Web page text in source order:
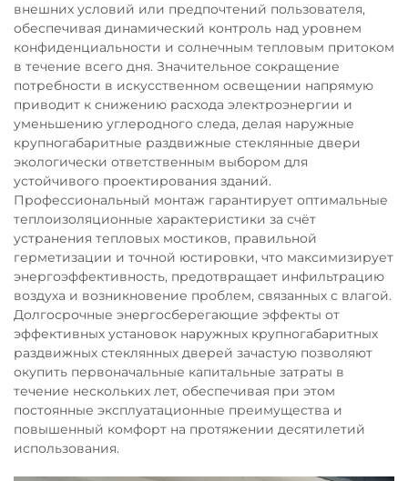
внешних условий или предпочтений пользователя,
обеспечивая динамический контроль над уровнем
конфиденциальности и солнечным тепловым притоком
в течение всего дня. Значительное сокращение
потребности в искусственном освещении напрямую
приводит к снижению расхода электроэнергии и
уменьшению углеродного следа, делая наружные
крупногабаритные раздвижные стеклянные двери
экологически ответственным выбором для
устойчивого проектирования зданий.
Профессиональный монтаж гарантирует оптимальные
теплоизоляционные характеристики за счёт
устранения тепловых мостиков, правильной
герметизации и точной юстировки, что максимизирует
энергоэффективность, предотвращает инфильтрацию
воздуха и возникновение проблем, связанных с влагой.
Долгосрочные энергосберегающие эффекты от
эффективных установок наружных крупногабаритных
раздвижных стеклянных дверей зачастую позволяют
окупить первоначальные капитальные затраты в
течение нескольких лет, обеспечивая при этом
постоянные эксплуатационные преимущества и
повышенный комфорт на протяжении десятилетий
использования.